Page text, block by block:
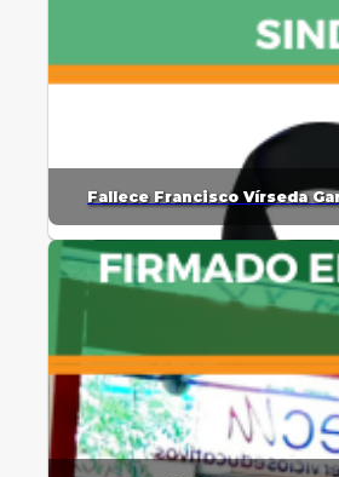
Fallece Francisco Vírseda